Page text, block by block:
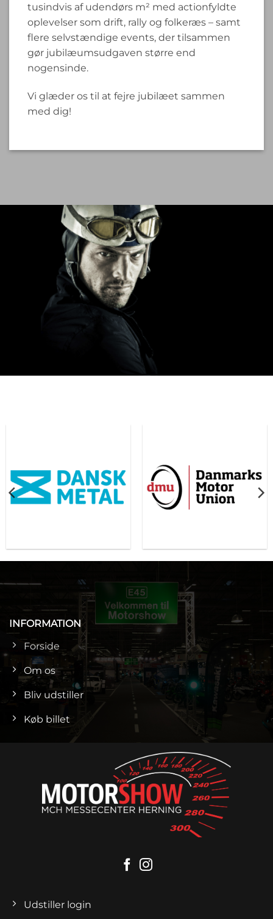
tusindvis af udendørs m² med actionfyldte
oplevelser som drift, rally og folkeræs – samt
flere selvstændige events, der tilsammen
gør jubilæumsudgaven større end
nogensinde.
Vi glæder os til at fejre jubilæet sammen
med dig!
INFORMATION
Forside
Om os
Bliv udstiller
Køb billet
Udstiller login